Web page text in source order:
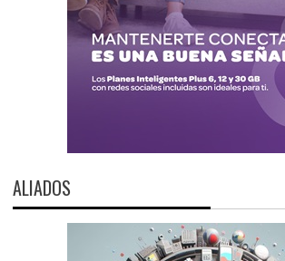
ALIADOS